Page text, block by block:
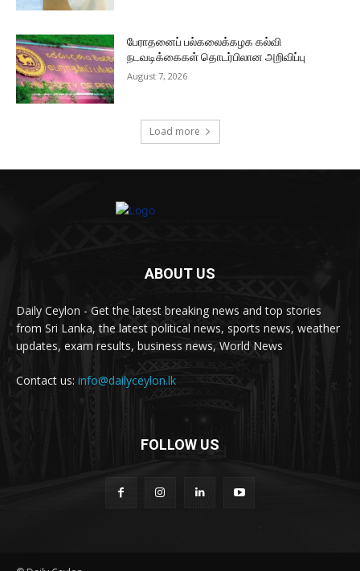
பேராதனைப் பல்கலைக்கழக கல்வி
நடவடிக்கைகள் தொடர்பிலான அறிவிப்பு
August 7, 2026
Load more
ABOUT US
Daily Ceylon - Get the latest breaking news and top stories
from Sri Lanka, the latest political news, sports news, weather
updates, exam results, business news, World News
Contact us: info@dailyceylon.lk
FOLLOW US